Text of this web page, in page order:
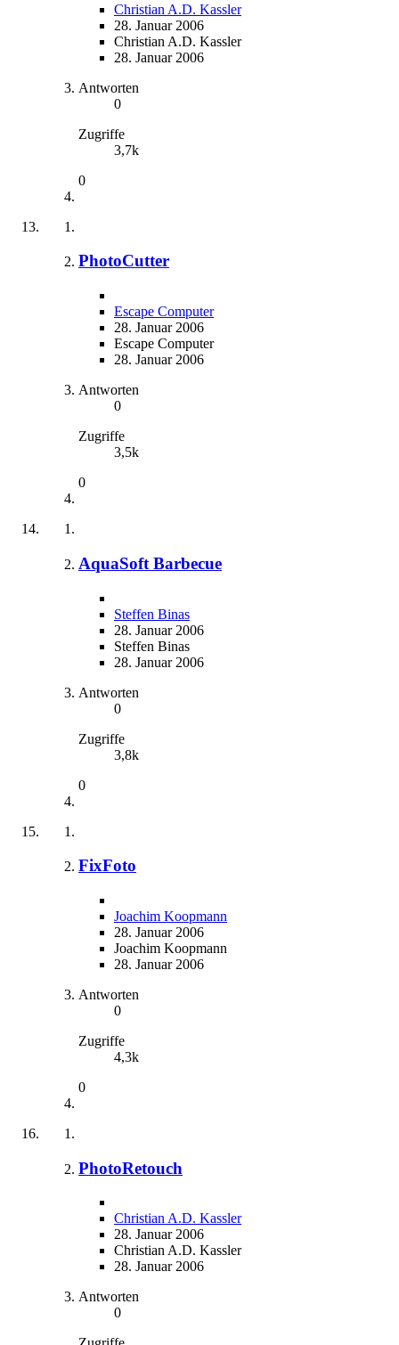
Christian A.D. Kassler
28. Januar 2006
Christian A.D. Kassler
28. Januar 2006
Antworten
0
Zugriffe
3,7k
0
PhotoCutter
Escape Computer
28. Januar 2006
Escape Computer
28. Januar 2006
Antworten
0
Zugriffe
3,5k
0
AquaSoft Barbecue
Steffen Binas
28. Januar 2006
Steffen Binas
28. Januar 2006
Antworten
0
Zugriffe
3,8k
0
FixFoto
Joachim Koopmann
28. Januar 2006
Joachim Koopmann
28. Januar 2006
Antworten
0
Zugriffe
4,3k
0
PhotoRetouch
Christian A.D. Kassler
28. Januar 2006
Christian A.D. Kassler
28. Januar 2006
Antworten
0